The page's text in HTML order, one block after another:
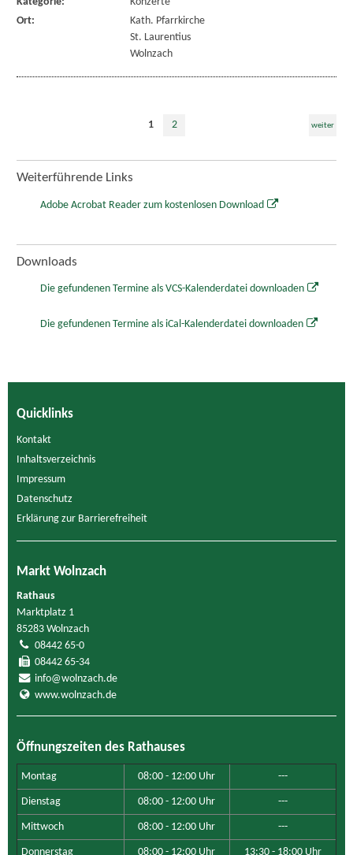
Ort:
Kath. Pfarrkirche
St. Laurentius
Wolnzach
1 2 weiter
Weiterführende Links
Adobe Acrobat Reader zum kostenlosen Download
Downloads
Die gefundenen Termine als VCS-Kalenderdatei downloaden
Die gefundenen Termine als iCal-Kalenderdatei downloaden
Quicklinks
Kontakt
Inhaltsverzeichnis
Impressum
Datenschutz
Erklärung zur Barrierefreiheit
Markt Wolnzach
Rathaus
Marktplatz 1
85283 Wolnzach
08442 65-0
08442 65-34
info@wolnzach.de
www.wolnzach.de
Öffnungszeiten des Rathauses
Montag 08:00 - 12:00 Uhr ---
Dienstag 08:00 - 12:00 Uhr ---
Mittwoch 08:00 - 12:00 Uhr ---
Donnerstag 08:00 - 12:00 Uhr 13:30 - 18:00 Uhr